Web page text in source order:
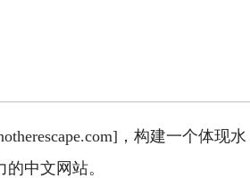
，构建一个体现水
中文网站。